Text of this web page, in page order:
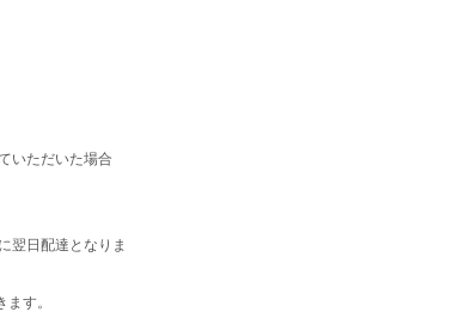
いただいた場合
翌日配達となりま
す。